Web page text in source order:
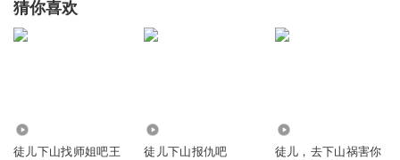
猜你喜欢
徒儿下山找师姐吧王
徒儿下山报仇吧
徒儿，去下山祸害你